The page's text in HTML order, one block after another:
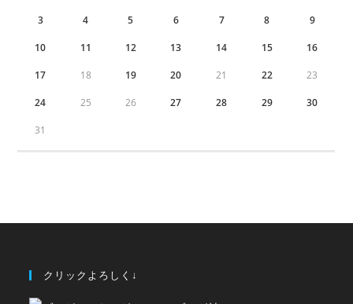
3 4 5 6 7 8 9
10 11 12 13 14 15 16
17 18 19 20 21 22 23
24 25 26 27 28 29 30
31
クリックよろしく↓